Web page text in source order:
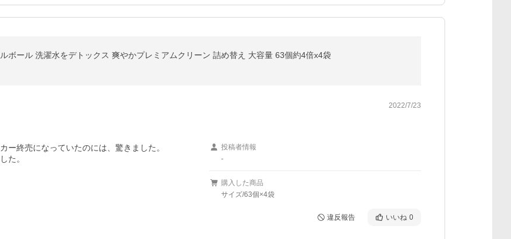
ボール 洗濯水をデトックス 爽やかプレミアムクリーン 詰め替え 大容量 63個約4倍x4袋
2022/7/23
終売になっていたのには、驚きました。
投稿者情報
-
購入した商品
サイズ/63個×4袋
違反報告 いいね 0